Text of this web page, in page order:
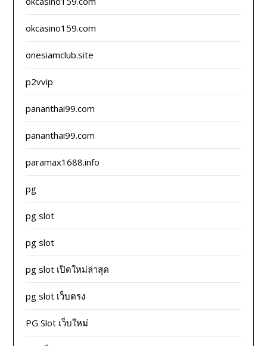
okcasino159.com
onesiamclub.site
p2vvip
pananthai99.com
pananthai99.com
paramax1688.info
pg
pg slot
pg slot
pg slot เปิดใหม่ล่าสุด
pg slot เว็บตรง
PG Slot เว็บใหม่